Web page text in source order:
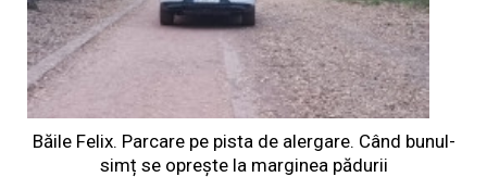
Băile Felix. Parcare pe pista de alergare. Când bunul-
simț se oprește la marginea pădurii